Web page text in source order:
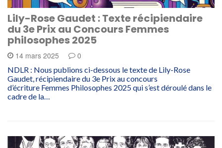
Lily-Rose Gaudet : Texte récipiendaire
du 3e Prix au Concours Femmes
philosophes 2025
14 mars 2025 0
NDLR : Nous publions ci-dessous le texte de Lily-Rose
Gaudet, récipiendaire du 3e Prix au concours
d’écriture Femmes Philosophes 2025 qui s’est déroulé dans le
cadre de la…